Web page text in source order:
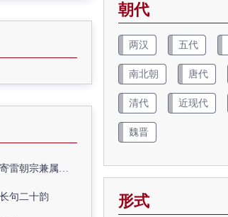
宗兼属欧阳全真
句二十韵
朝代
两汉 五代
南北朝 唐代
清代 近现代
魏晋
形式